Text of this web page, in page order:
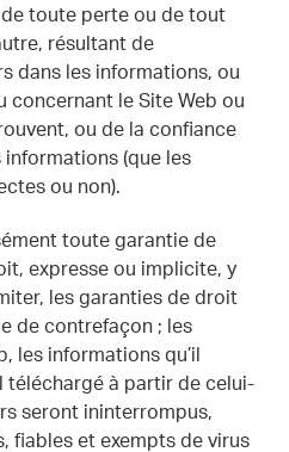
toute perte ou de tout
résultant de
dans les informations, ou
concernant le Site Web ou
ou de la confiance
informations (que les
ou non).
toute garantie de
expresse ou implicite, y
les garanties de droit
de contrefaçon ; les
les informations qu’il
à partir de celui-
seront ininterrompus,
fiables et exempts de virus